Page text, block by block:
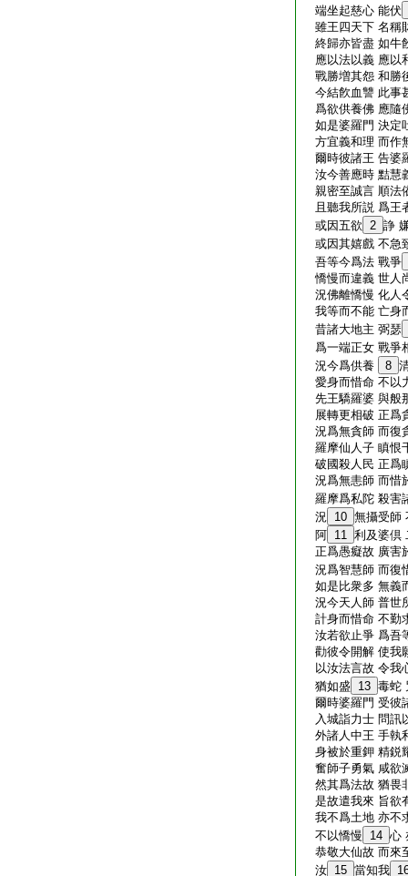
端坐起慈心 能伏
雖王四天下 名稱
終歸亦皆盡 如牛
應以法以義 應以
戰勝増其怨 和勝
今結飮血讐 此事
爲欲供養佛 應隨
如是婆羅門 決定
方宜義和理 而作
爾時彼諸王 告婆
汝今善應時 黠慧
親密至誠言 順法
且聽我所説 爲王
或因五欲 2 諍
或因其嬉戲 不急
吾等今爲法 戰爭
憍慢而違義 世人
況佛離憍慢 化人
我等而不能 亡身
昔諸大地主 弼瑟
爲一端正女 戰爭
況今爲供養
8
愛身而惜命 不以
先王驕羅婆 與般
展轉更相破 正爲
況爲無貪師 而復
羅摩仙人子 瞋恨
破國殺人民 正爲
況爲無恚師 而惜
羅摩爲私陀 殺害
況 10 無攝受師
阿 11 利及婆倶
正爲愚癡故 廣害
況爲智慧師 而復
如是比衆多 無義
況今天人師 普世
計身而惜命 不勤
汝若欲止爭 爲吾
勸彼令開解 使我
以汝法言故 令我
猶如盛
13 毒蛇
爾時婆羅門 受彼
入城詣力士 問訊
外諸人中王 手執
身被於重鉀 精鋭
奮師子勇氣 咸欲
然其爲法故 猶畏
是故遣我來 旨欲
我不爲土地 亦不
不以憍慢
14 心
恭敬大仙故 而來
汝 15 當知我